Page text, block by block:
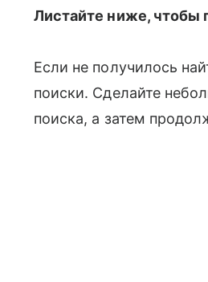
Листайте ниже, чтобы
Если не получилось
поиски. Сделайте
поиска, а затем